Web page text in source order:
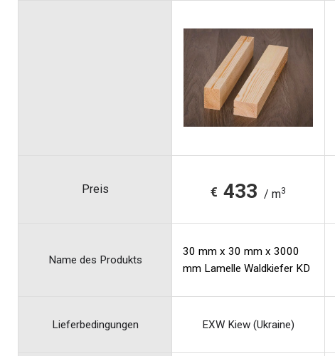
Preis € 433 / m3
Name des Produkts
30 mm x 30 mm x 3000
mm Lamelle Waldkiefer KD
Lieferbedingungen EXW Kiew (Ukraine)